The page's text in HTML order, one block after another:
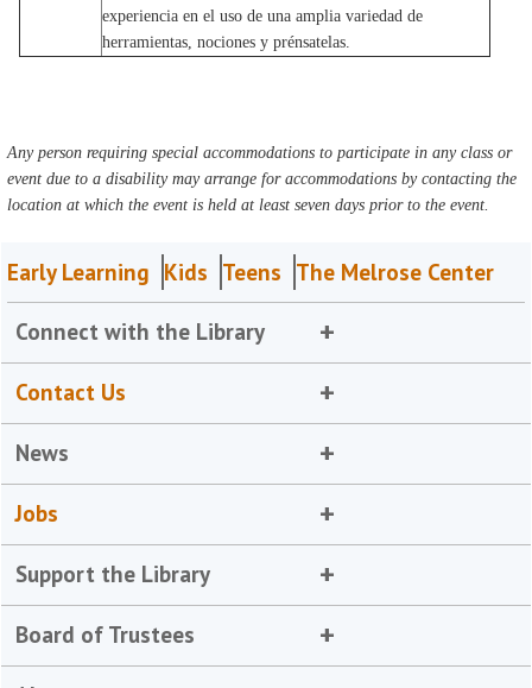
experiencia en el uso de una amplia variedad de
herramientas, nociones y prénsatelas.
Any person requiring special accommodations to participate in any class or
event due to a disability may arrange for accommodations by contacting the
location at which the event is held at least seven days prior to the event.
Early Learning Kids Teens The Melrose Center
Connect with the Library
Contact Us
News
Jobs
Support the Library
Board of Trustees